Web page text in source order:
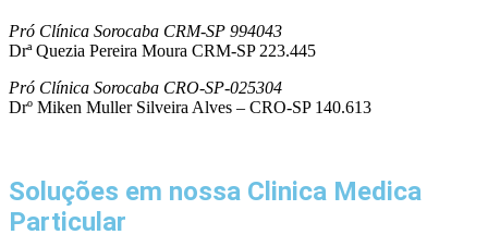
Pró Clínica Sorocaba CRM-SP 994043
Drª Quezia Pereira Moura CRM-SP 223.445
Pró Clínica Sorocaba CRO-SP-025304
Drº Miken Muller Silveira Alves – CRO-SP 140.613
Soluções em nossa Clinica Medica
Particular